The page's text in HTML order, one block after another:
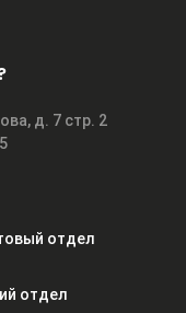
д. 7 стр. 2
отдел
отдел